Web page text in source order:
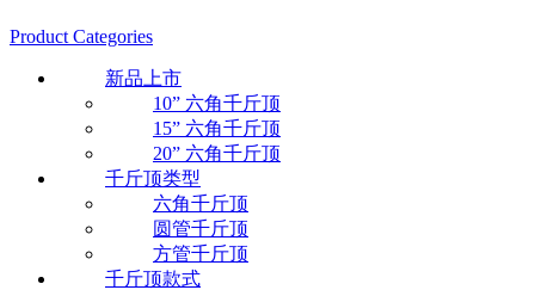
Product Categories
新品上市
10” 六角千斤顶
15” 六角千斤顶
20” 六角千斤顶
千斤顶类型
六角千斤顶
圆管千斤顶
方管千斤顶
千斤顶款式